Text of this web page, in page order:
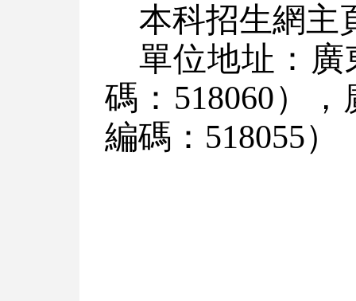
本科招生網主
單位地址：廣
碼：518060）
編碼：518055）